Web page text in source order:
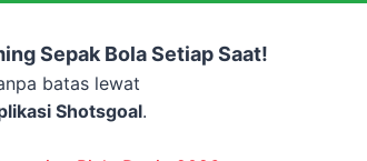
Sepak Bola Setiap Saat!
batas lewat
Shotsgoal.